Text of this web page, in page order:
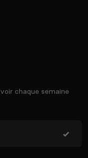
chaque semaine